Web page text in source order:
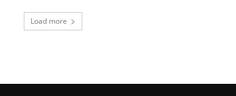
Load more